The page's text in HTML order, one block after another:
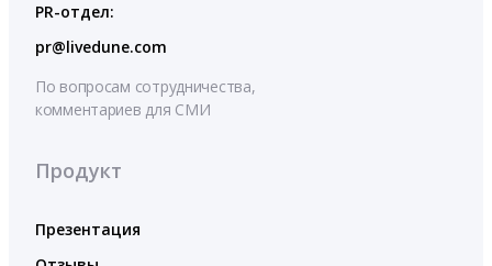
PR-отдел:
pr@livedune.com
По вопросам сотрудничества,
комментариев для СМИ
Продукт
Презентация